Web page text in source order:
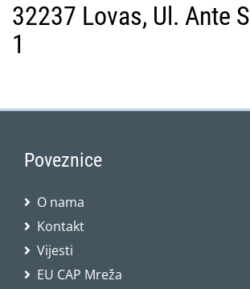
32237 Lovas, Ul. Ante
1
Poveznice
O nama
Kontakt
Vijesti
EU CAP Mreža